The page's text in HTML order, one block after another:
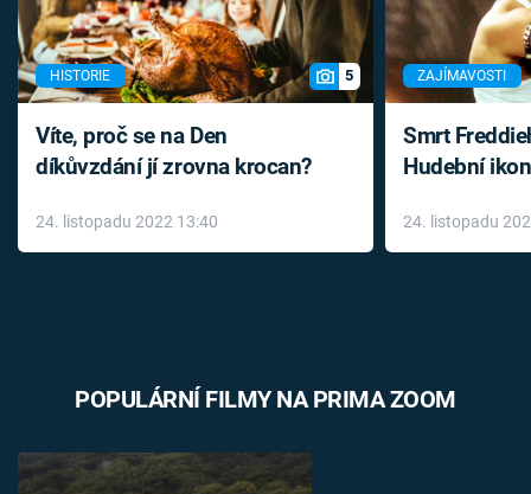
HISTORIE 5
Víte, proč se na Den
díkůvzdání jí zrovna krocan?
24. listopadu 2022 13:40
ZAJÍMAVOSTI
Smrt
Hudební
léky
24. listopadu
POPULÁRNÍ FILMY NA PRIMA ZOOM